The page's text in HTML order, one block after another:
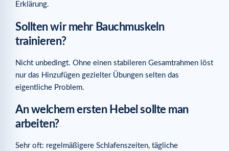
Erklärung.
Sollten wir mehr Bauchmuskeln
trainieren?
Nicht unbedingt. Ohne einen stabileren Gesamtrahmen löst
nur das Hinzufügen gezielter Übungen selten das
eigentliche Problem.
An welchem ersten Hebel sollte man
arbeiten?
Sehr oft: regelmäßigere Schlafenszeiten, tägliche